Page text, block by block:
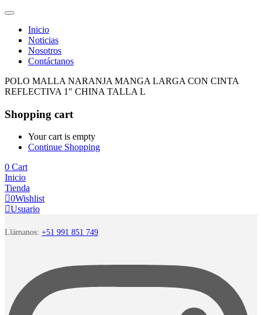
Inicio
Noticias
Nosotros
Contáctanos
POLO MALLA NARANJA MANGA LARGA CON CINTA
REFLECTIVA 1″ CHINA TALLA L
Shopping cart
Your cart is empty
Continue Shopping
0 Cart
Inicio
Tienda
0Wishlist
Usuario
Llámanos: +51 991 851 749